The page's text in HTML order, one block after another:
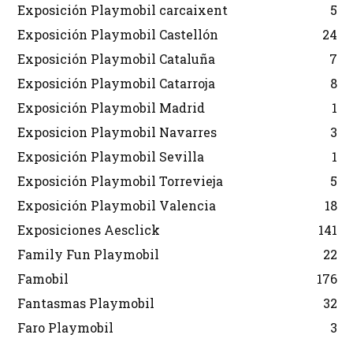
Exposición Playmobil carcaixent
5
Exposición Playmobil Castellón
24
Exposición Playmobil Cataluña
7
Exposición Playmobil Catarroja
8
Exposición Playmobil Madrid
1
Exposicion Playmobil Navarres
3
Exposición Playmobil Sevilla
1
Exposición Playmobil Torrevieja
5
Exposición Playmobil Valencia
18
Exposiciones Aesclick
141
Family Fun Playmobil
22
Famobil
176
Fantasmas Playmobil
32
Faro Playmobil
3